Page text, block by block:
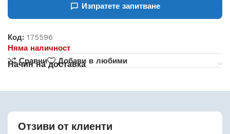
Изпратете запитване
Код:175596
Няма наличност
Сравни
Добави в любими
Начин на доставка
Отзиви от клиенти